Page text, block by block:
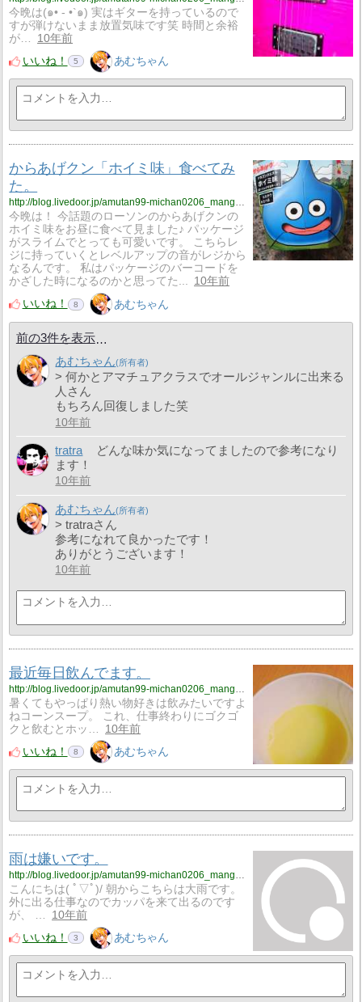
今晩は(๑• - •`๑) 実はギターを持っているので
すが弾けないまま放置気味です笑 時間と余裕
が…
10年前
いいね！
5 あむちゃん
からあげクン「ホイミ味」食べてみ
た。
http://blog.livedoor.jp/amutan99-michan0206_manga_anime0502/archives/3150785.html
今晩は！ 今話題のローソンのからあげクンの
ホイミ味をお昼に食べて見ました♪ パッケージ
がスライムでとっても可愛いです。 こちらレ
ジに持っていくとレベルアップの音がレジから
なるんです。 私はパッケージのバーコードを
かざした時になるのかと思ってた... 10年前
いいね！
8 あむちゃん
前の3件を表示
あむちゃん
> 何かとアマチュアクラスでオールジャンルに出来る
人さん
もちろん回復しました笑
10年前
tratra
どんな味か気になってましたので参考になり
ます！
10年前
あむちゃん
> tratraさん
参考になれて良かったです！
ありがとうございます！
10年前
最近毎日飲んでます。
暑くてもやっぱり熱い物好きは飲みたいですよ
ねコーンスープ。 これ、仕事終わりにゴクゴ
クと飲むとホッ…
10年前
いいね！
8 あむちゃん
雨は嫌いです。
こんにちは( ﾟ▽ﾟ)/ 朝からこちらは大雨です。
外に出る仕事なのでカッパを来て出るのです
が、 …
10年前
いいね！
3 あむちゃん